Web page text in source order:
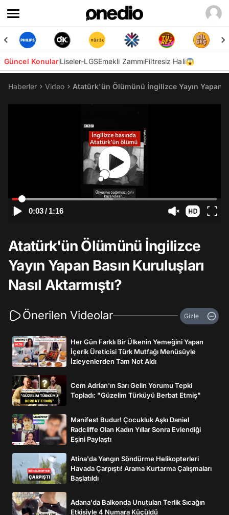
Güncel KonularLiseler-LGSEmekli ZammıFiltresiz Hali😱
Haberler Video Atatürk'ün Ölümünü İngilizce Yayın Yapan
0:03/ 1:16
Atatürk'ün Ölümünü İngilizce
Yayın Yapan Basın Kuruluşları
Nasıl Aktarmıştı?
Önerilen Videolar Gizle
Her Gün Farklı Bir Ülkenin Yemeğini Yapan
İçerik Üreticisi Türk Mutfağı Menüsüyle
İzleyenlerden Tam Not Aldı
Cem Adrian'ın Sarı Gelin Yorumu Tepki
Topladı: "Güzelim Türküyü Berbat Etmiş"
Manifest Budur! Çocukluk Aşkı Daniel
Radcliffe Olan Kadın Yıllar Sonra Evlendiği
Eşini Paylaştı
Atina'da Yangın Söndürme Helikopterleri
Havada Çarpıştı! Arama Kurtarma Çalışmaları
Başlatıldı
Adana'da Balkonda Unutulan Terlik Sıcağın
Etkisiyle 4 Numara Küçüldü